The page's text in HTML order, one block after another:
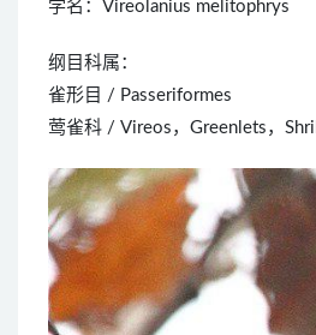
学名：Vireolanius melitophrys
纲目科属：
雀形目 / Passeriformes
莺雀科 / Vireos，Greenlets，